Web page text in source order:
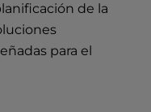
de la
para el